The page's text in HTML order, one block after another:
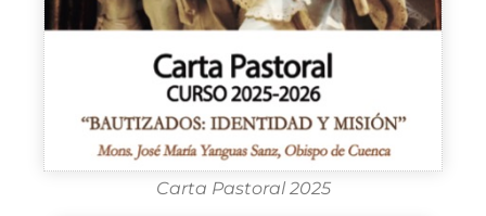
Carta Pastoral 2025